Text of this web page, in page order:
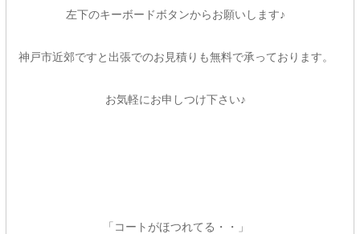
左下のキーボードボタンからお願いします♪
神戸市近郊ですと出張でのお見積りも無料で承っております。
お気軽にお申しつけ下さい♪
「コートがほつれてる・・」